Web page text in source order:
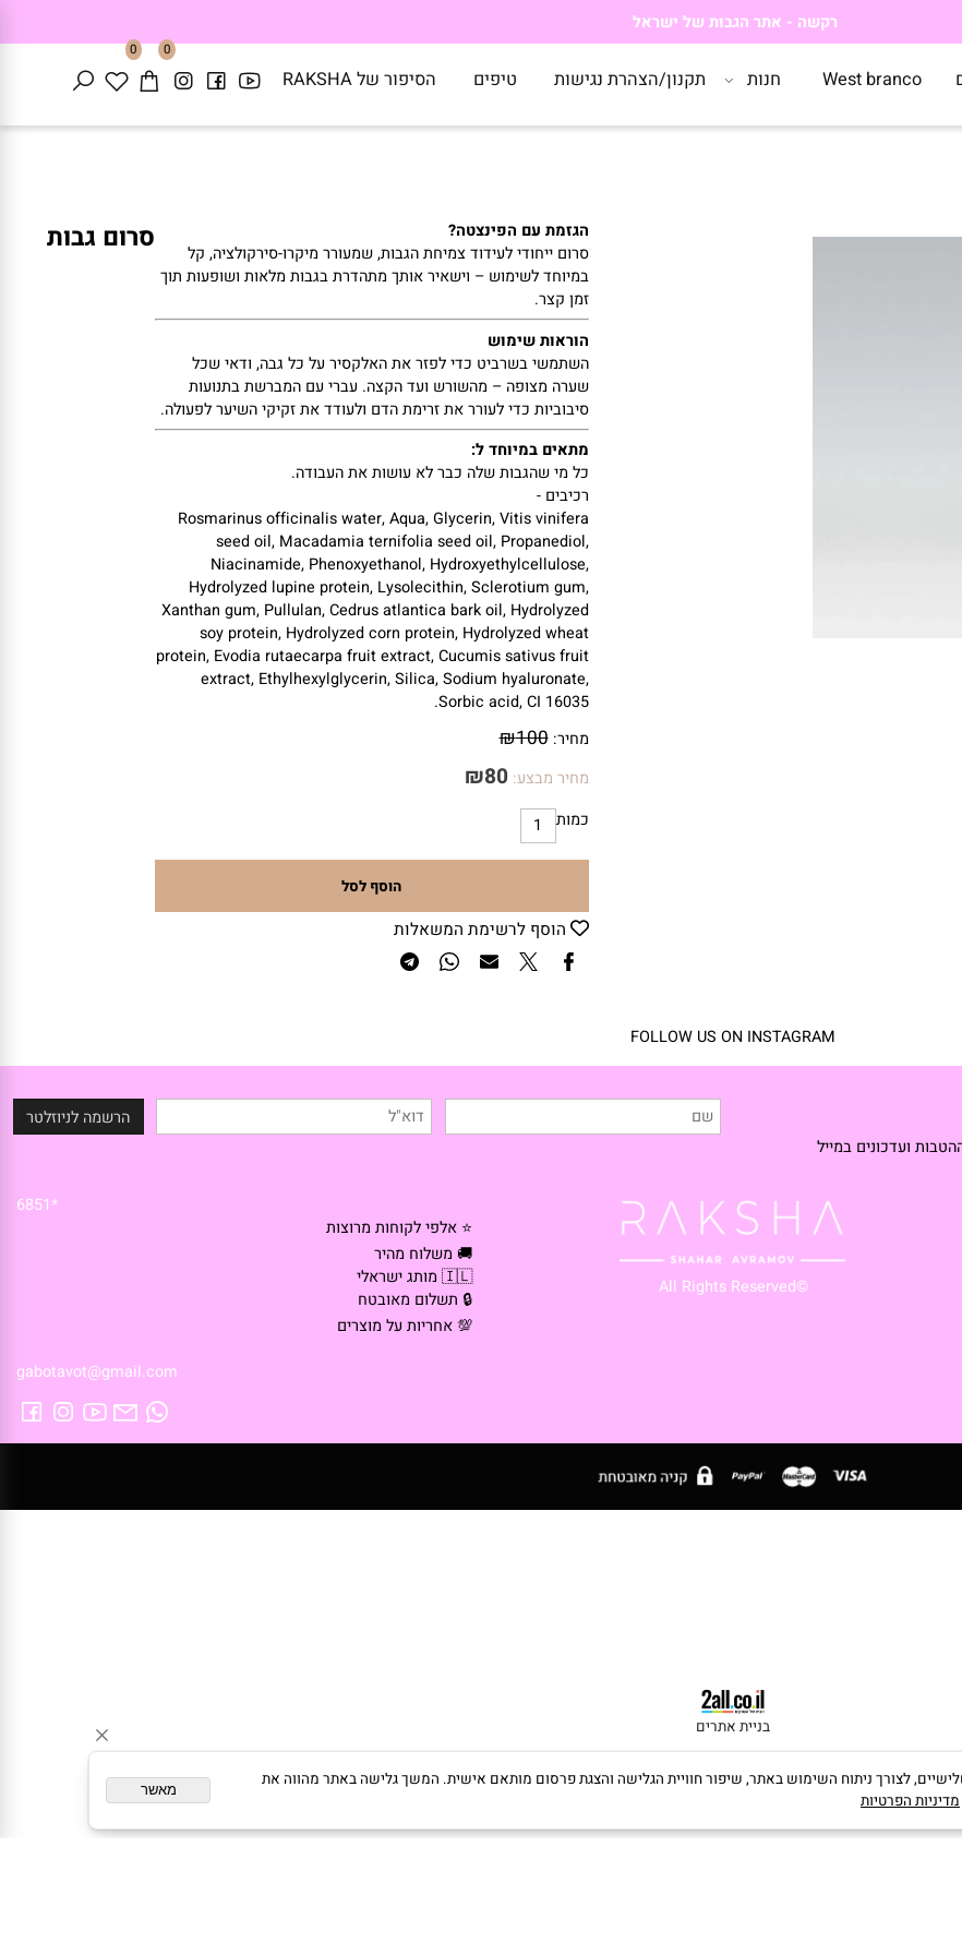
רקשה - אתר הגבות של ישראל
0 0
West branco חנות תקנון/הצהרת נגישות טיפים הסיפור של RAKSHA
סרום גבות הגזמתעםהפינצטה?
סרום ייחודילעידוד צמיחתהגבות,שמעורר מיקרו- סירקולציה,קל
במיוחדלשימוש – וישאיר אותךמתהדרת בגבותמלאותושופעותתוך
קצר.
הוראותשימוש
השתמשי בשרביט כדילפזר אתהאלקסירעלכלגבה,ודאישכל
שערהמצופה –מהשורשועדהקצה.עבריעםהמברשתבתנועות
סיבוביותכדילעורראתזרימתהדםולעודדאתזקיקיהשיערלפעולה.
מתאיםבמיוחדל:
מישהגבות
רכיבים -
Rosmarinus officinalis water, Aqua, Glycerin, Vitis vinifera
seed oil, Macadamia ternifolia seed oil, Propanediol,
Niacinamide, Phenoxyethanol, Hydroxyethylcellulose,
Hydrolyzed lupine protein, Lysolecithin, Sclerotium gum,
Xanthan gum, Pullulan, Cedrus atlantica bark oil, Hydrolyzed
soy protein, Hydrolyzed corn protein, Hydrolyzed wheat
protein, Evodia rutaecarpa fruit extract, Cucumis sativus fruit
extract, Ethylhexylglycerin, Silica, Sodium hyaluronate,
Sorbic acid, CI 16035.
מחיר: ₪100
מחיר מבצע:80
הוסף לסל
הוסף לרשימת המשאלות
⭐ אלפי לקוחות מרוצות
🚚 משלוח מהיר
🇮🇱 מותג ישראלי
gabotavot@gmail.com